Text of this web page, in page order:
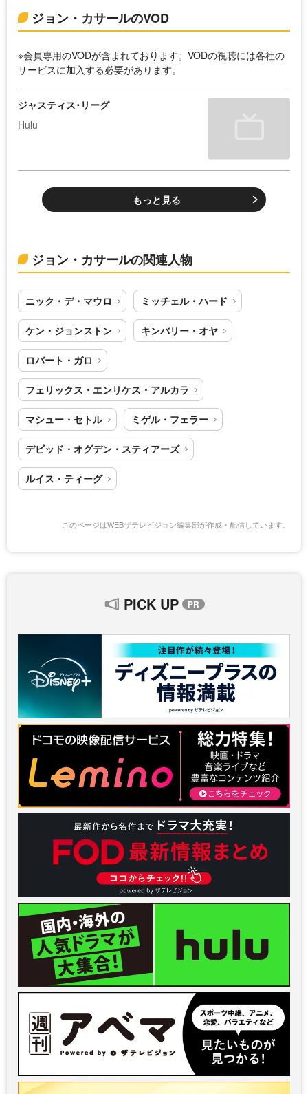
ジョン・カサールのVOD
※会員専用のVODが含まれております。VODの視聴には各社の
サービスに加入する必要があります。
ジャスティス･リーグ
Hulu
もっと見る
ジョン・カサールの関連人物
ニック・デ・マウロ ミッチェル・ハード
ケン・ジョンストン キンバリー・オヤ
ロバート・ガロ
フェリックス・エンリケス・アルカラ
マシュー・セトル ミゲル・フェラー
デビッド・オグデン・スティアーズ
ルイス・ティーグ
このページはWEBザテレビジョン編集部が作成・配信しています。
PICK UP